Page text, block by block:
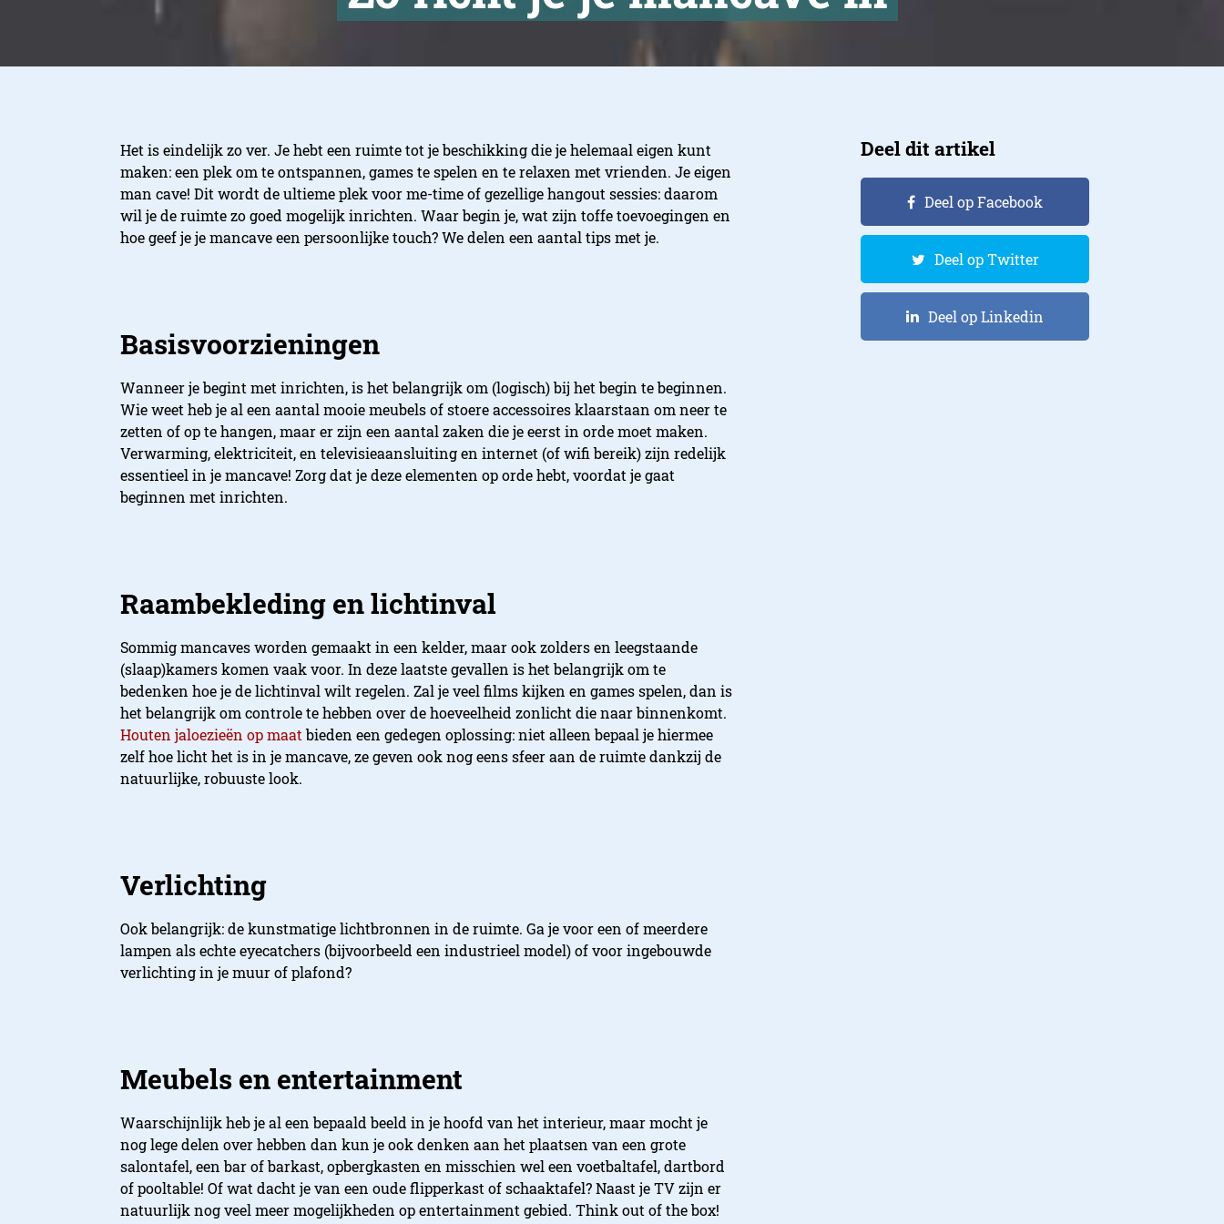
Het is eindelijk zo ver. Je hebt een ruimte tot je beschikking die je helemaal eigen kunt
maken: een plek om te ontspannen, games te spelen en te relaxen met vrienden. Je eigen
man cave! Dit wordt de ultieme plek voor me-time of gezellige hangout sessies: daarom
wil je de ruimte zo goed mogelijk inrichten. Waar begin je, wat zijn toffe toevoegingen en
hoe geef je je mancave een persoonlijke touch? We delen een aantal tips met je.
Basisvoorzieningen
Wanneer je begint met inrichten, is het belangrijk om (logisch) bij het begin te beginnen.
Wie weet heb je al een aantal mooie meubels of stoere accessoires klaarstaan om neer te
zetten of op te hangen, maar er zijn een aantal zaken die je eerst in orde moet maken.
Verwarming, elektriciteit, en televisieaansluiting en internet (of wifi bereik) zijn redelijk
essentieel in je mancave! Zorg dat je deze elementen op orde hebt, voordat je gaat
beginnen met inrichten.
Raambekleding en lichtinval
Sommig mancaves worden gemaakt in een kelder, maar ook zolders en leegstaande
(slaap)kamers komen vaak voor. In deze laatste gevallen is het belangrijk om te
bedenken hoe je de lichtinval wilt regelen. Zal je veel films kijken en games spelen, dan is
het belangrijk om controle te hebben over de hoeveelheid zonlicht die naar binnenkomt.
Houten jaloezieën op maatbieden een gedegen oplossing: niet alleen bepaal je hiermee
zelf hoe licht het is in je mancave, ze geven ook nog eens sfeer aan de ruimte dankzij de
natuurlijke, robuuste look.
Verlichting
Ook belangrijk: de kunstmatige lichtbronnen in de ruimte. Ga je voor een of meerdere
lampen als echte eyecatchers (bijvoorbeeld een industrieel model) of voor ingebouwde
verlichting in je muur of plafond?
Meubels en entertainment
Waarschijnlijk heb je al een bepaald beeld in je hoofd van het interieur, maar mocht je
nog lege delen over hebben dan kun je ook denken aan het plaatsen van een grote
salontafel, een bar of barkast, opbergkasten en misschien wel een voetbaltafel, dartbord
of pooltable! Of wat dacht je van een oude flipperkast of schaaktafel? Naast je TV zijn er
natuurlijk nog veel meer mogelijkheden op entertainment gebied. Think out of the box!
Deel dit artikel
Deel op Facebook
Deel op Twitter
Deel op Linkedin